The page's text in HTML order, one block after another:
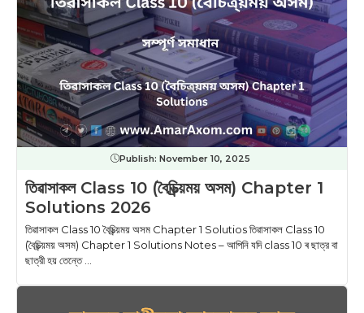
Publish: November 10, 2025
তিৱাসাকল Class 10 (বৈচিত্ৰ্য়ময় অসম) Chapter 1
Solutions 2026
তিৱাসাকল Class 10 বৈচিত্ৰ্য়ময় অসম Chapter 1 Solutios তিৱাসাকল Class 10
(বৈচিত্ৰ্য়ময় অসম) Chapter 1 Solutions Notes – আপিনি যদি class 10 ৰ ছাত্র বা
ছাত্রী হয় তেন্তে ...